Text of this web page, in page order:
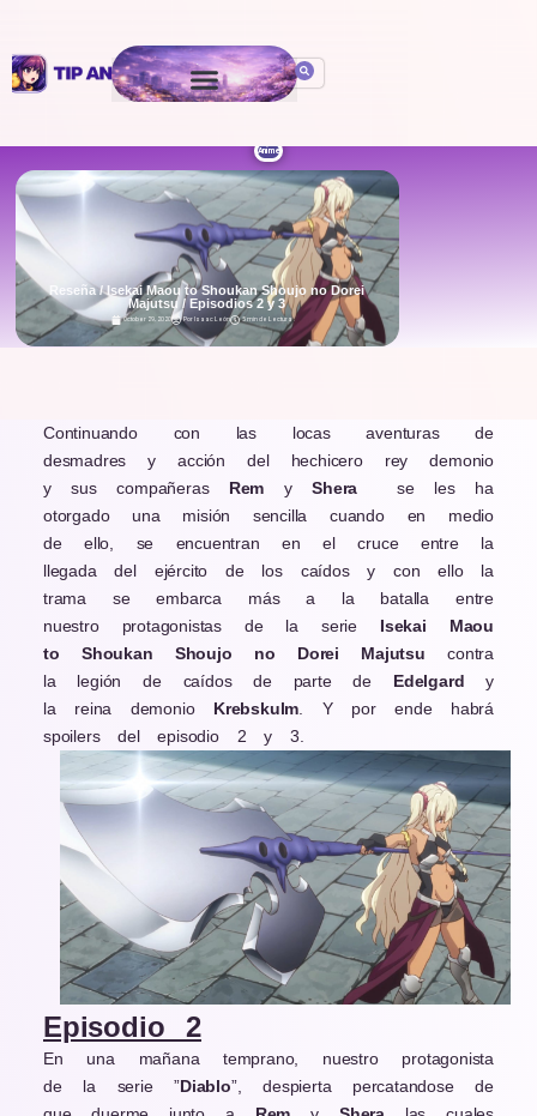
Anime
Reseña / Isekai Maou to Shoukan Shoujo no Dorei
Majutsu / Episodios 2 y 3
October 29, 2020 Por Isaac León 5 min de Lectura.
Continuando con las locas aventuras de
desmadres y acción del hechicero rey demonio
y sus compañeras Rem ySherase les ha
otorgado una misión sencilla cuando en medio
de ello, se encuentran en el cruce entre la
llegada del ejército de los caídos y con ello la
trama se embarca más a la batalla entre
nuestro protagonistas de la serie Isekai Maou
to Shoukan Shoujo no Dorei Majutsu contra
la legión de caídos de parte de Edelgardy
la reina demonio Krebskulm . Y por ende habrá
spoilers del episodio 2 y 3.
Episodio 2
En una mañana temprano, nuestro protagonista
de la serie ”Diablo”, despierta percatandose de